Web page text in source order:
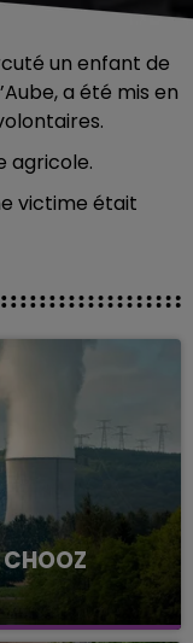
un enfant de
a été mis en
agricole.
victime était
CHOOZ
centrale